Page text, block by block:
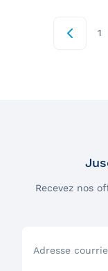
1
Recevez nos
Adresse